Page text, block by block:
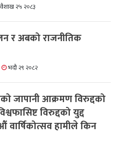
वैशाख २५ २०८३
र अबको राजनीतिक
भदौ २९ २०८२
जापानी आक्रमण विरुद्दको
विरुद्दको युद्द
हामीले किन